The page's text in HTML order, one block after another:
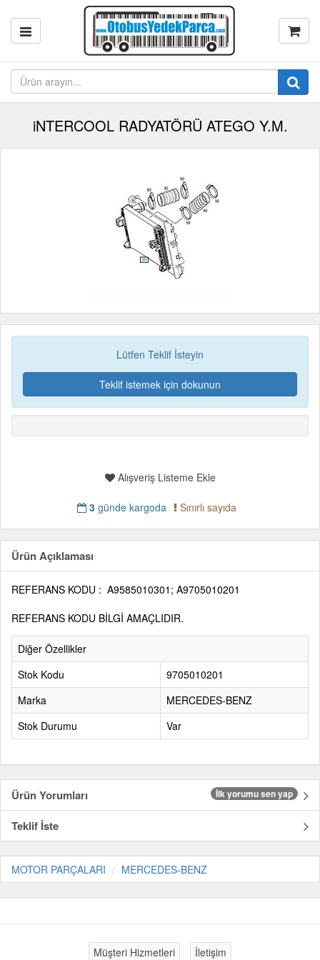
iNTERCOOL RADYATÖRÜ ATEGO Y.M.
Lütfen Teklif İsteyin
Teklif istemek için dokunun
Alışveriş Listeme Ekle
3günde kargoda Sınırlı sayıda
Ürün Açıklaması
REFERANS KODU : A9585010301; A9705010201
REFERANS KODU BİLGİ AMAÇLIDIR.
Diğer Özellikler
Stok Kodu
9705010201
Marka
MERCEDES-BENZ
Stok Durumu
Var
Ürün Yorumları İlk yorumu sen yap
Teklif İste
MOTOR PARÇALARI MERCEDES-BENZ
Müşteri Hizmetleri İletişim